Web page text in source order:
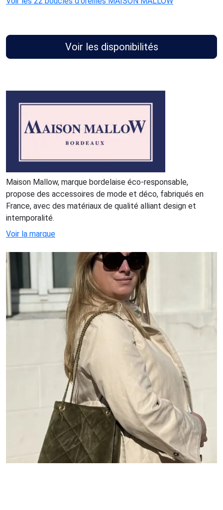
Voir les disponibilités
Maison Mallow, marque bordelaise éco-responsable,
propose des accessoires de mode et déco, fabriqués en
France, avec des matériaux de qualité alliant design et
intemporalité.
Voir la marque